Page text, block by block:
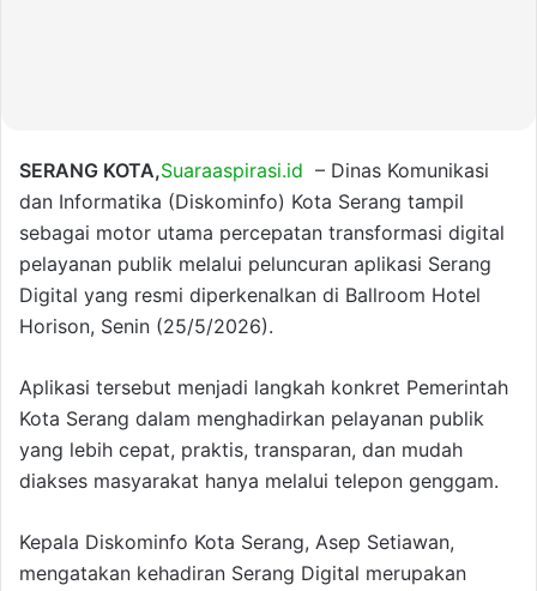
SERANG KOTA,Suaraaspirasi.id – Dinas Komunikasi
dan Informatika (Diskominfo) Kota Serang tampil
sebagai motor utama percepatan transformasi digital
pelayanan publik melalui peluncuran aplikasi Serang
Digital yang resmi diperkenalkan di Ballroom Hotel
Horison, Senin (25/5/2026).
Aplikasi tersebut menjadi langkah konkret Pemerintah
Kota Serang dalam menghadirkan pelayanan publik
yang lebih cepat, praktis, transparan, dan mudah
diakses masyarakat hanya melalui telepon genggam.
Kepala Diskominfo Kota Serang, Asep Setiawan,
mengatakan kehadiran Serang Digital merupakan